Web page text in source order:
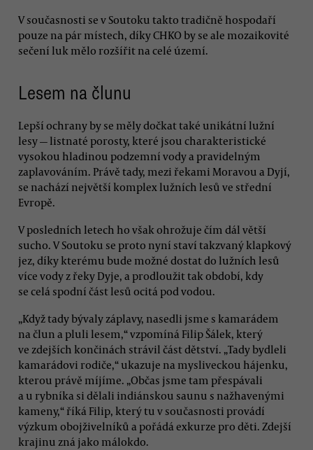
V současnosti se v Soutoku takto tradičně hospodaří
pouze na pár místech, díky CHKO by se ale mozaikovité
sečení luk mělo rozšířit na celé území.
Lesem na člunu
Lepší ochrany by se měly dočkat také unikátní lužní
lesy — listnaté porosty, které jsou charakteristické
vysokou hladinou podzemní vody a pravidelným
zaplavováním. Právě tady, mezi řekami Moravou a Dyjí,
se nachází největší komplex lužních lesů ve střední
Evropě.
V posledních letech ho však ohrožuje čím dál větší
sucho. V Soutoku se proto nyní staví takzvaný klapkový
jez, díky kterému bude možné dostat do lužních lesů
více vody z řeky Dyje, a prodloužit tak období, kdy
se celá spodní část lesů ocitá pod vodou.
„Když tady bývaly záplavy, nasedli jsme s kamarádem
na člun a pluli lesem,“ vzpomíná Filip Šálek, který
ve zdejších končinách strávil část dětství. „Tady bydleli
kamarádovi rodiče,“ ukazuje na mysliveckou hájenku,
kterou právě míjíme. „Občas jsme tam přespávali
a u rybníka si dělali indiánskou saunu s nažhavenými
kameny,“ říká Filip, který tu v současnosti provádí
výzkum obojživelníků a pořádá exkurze pro děti. Zdejší
krajinu zná jako málokdo.